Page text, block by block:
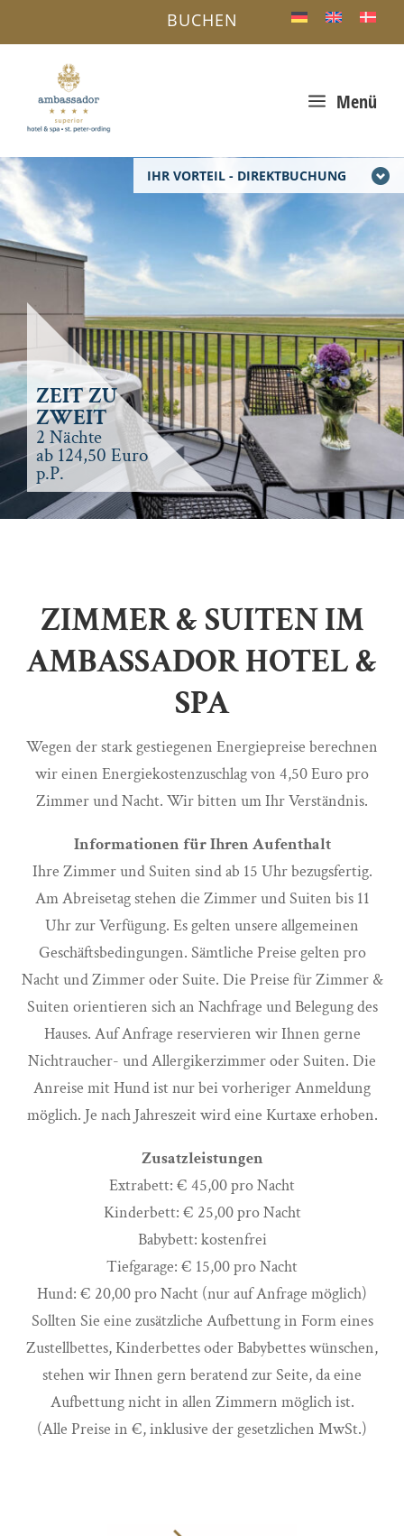
IHR VORTEIL - DIREKTBUCHUNG
a Menü
BUCHEN
ZEIT ZU
ZWEIT
2 Nächte
ab 124,50 Euro
p.P.
ZIMMER & SUITEN IM
AMBASSADOR HOTEL &
SPA
Wegen der stark gestiegenen Energiepreise berechnen
wir einen Energiekostenzuschlag von 4,50 Euro pro
Zimmer und Nacht. Wir bitten um Ihr Verständnis.
Informationen für Ihren Aufenthalt
Ihre Zimmer und Suiten sind ab 15 Uhr bezugsfertig.
Am Abreisetag stehen die Zimmer und Suiten bis 11
Uhr zur Verfügung. Es gelten unsere allgemeinen
Geschäftsbedingungen. Sämtliche Preise gelten pro
Nacht und Zimmer oder Suite. Die Preise für Zimmer &
Suiten orientieren sich an Nachfrage und Belegung des
Hauses. Auf Anfrage reservieren wir Ihnen gerne
Nichtraucher- und Allergikerzimmer oder Suiten. Die
Anreise mit Hund ist nur bei vorheriger Anmeldung
möglich. Je nach Jahreszeit wird eine Kurtaxe erhoben.
Zusatzleistungen
Extrabett: € 45,00 pro Nacht
Kinderbett: € 25,00 pro Nacht
Babybett: kostenfrei
Tiefgarage: € 15,00 pro Nacht
Hund: € 20,00 pro Nacht (nur auf Anfrage möglich)
Sollten Sie eine zusätzliche Aufbettung in Form eines
Zustellbettes, Kinderbettes oder Babybettes wünschen,
stehen wir Ihnen gern beratend zur Seite, da eine
Aufbettung nicht in allen Zimmern möglich ist.
(Alle Preise in €, inklusive der gesetzlichen MwSt.)